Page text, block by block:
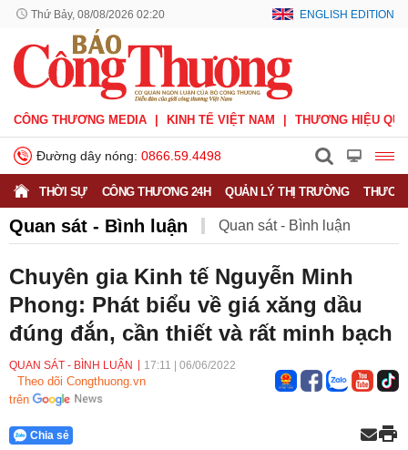
Thứ Bảy, 08/08/2026 02:20 ENGLISH EDITION
CÔNG THƯƠNG MEDIA KINH TẾ VIỆT NAM THƯƠNG HIỆU
Đường dây nóng: 0866.59.4498
THỜI SỰ CÔNG THƯƠNG 24H QUẢN LÝ THỊ TRƯỜNG
Quan sát - Bình luận Quan sát - Bình luận
Ý kiến
Người tốt - Việc tốt Phỏng vấn - Đối thoại
Chuyên gia Kinh tế Nguyễn Minh
Phong: Phát biểu về giá xăng dầu
đúng đắn, cần thiết và rất minh bạch
QUAN SÁT - BÌNH LUẬN 17:11 06/06/2022
Theo dõi Congthuong.vn
trên
Chia sẻ